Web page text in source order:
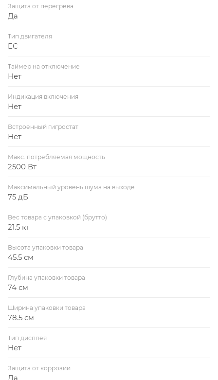
Защита от перегрева
Да
Тип двигателя
EC
Таймер на отключение
Нет
Индикация включения
Нет
Встроенный гигростат
Нет
Макс. потребляемая мощность
2500 Вт
Максимальный уровень шума на выходе
75 дБ
Вес товара с упаковкой (брутто)
21.5 кг
Высота упаковки товара
45.5 см
Глубина упаковки товара
74 см
Ширина упаковки товара
78.5 см
Тип дисплея
Нет
Защита от коррозии
Да